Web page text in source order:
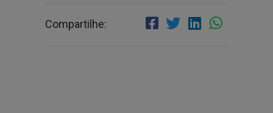
Compartilhe: